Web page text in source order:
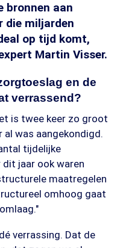
bronnen aan
die miljarden
op tijd komt,
Martin Visser.
en de
verrassend?
is twee keer zo groot
was aangekondigd.
tijdelijke
jaar ook waren
maatregelen
omhoog gaat
verrassing. Dat de